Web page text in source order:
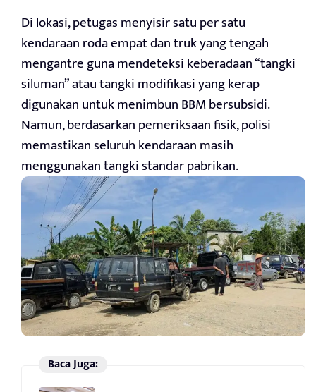
Di lokasi, petugas menyisir satu per satu
kendaraan roda empat dan truk yang tengah
mengantre guna mendeteksi keberadaan “tangki
siluman” atau tangki modifikasi yang kerap
digunakan untuk menimbun BBM bersubsidi.
Namun, berdasarkan pemeriksaan fisik, polisi
memastikan seluruh kendaraan masih
menggunakan tangki standar pabrikan.
Baca Juga: